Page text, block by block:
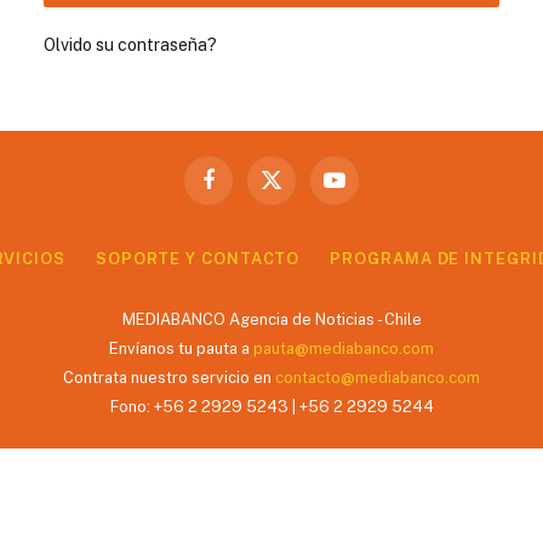
Olvido su contraseña?
Facebook
X
YouTube
SOPORTE Y CONTACTO PROGRAMA DE
MEDIABANCO Agencia de Noticias - Chile
Envíanos tu pauta a pauta@mediabanco.com
Contrata nuestro servicio en contacto@mediabanco.com
Fono: +56 2 2929 5243 | +56 2 2929 5244